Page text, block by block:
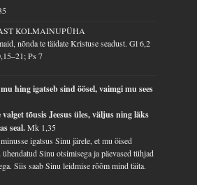
KOLMAINUPÜHA
nõnda te täidate Kristuse seadust.Gl 6,2
Ps 7
hing igatseb sind öösel, vaimgi mu sees
tõusis Jeesus üles, väljus ning läks
seal.Mk 1,35
igatsus Sinu järele, et mu öised
Sinu otsimisega ja päevased tühjad
Siis saab Sinu leidmise rõõm mind täita.